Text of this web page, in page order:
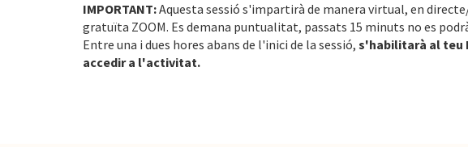
IMPORTANT:Aquesta sessió s'impartirà de manera virtual, en
gratuïta ZOOM. Es demana puntualitat, passats 15 minuts no es
Entre una i dues hores abans de l'inici de la sessió, s'habilitarà al teu
accedir a l'activitat.